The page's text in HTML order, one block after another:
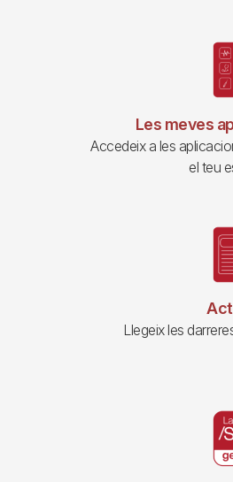
Les meves
Accedeix a les
el teu
Llegeix les